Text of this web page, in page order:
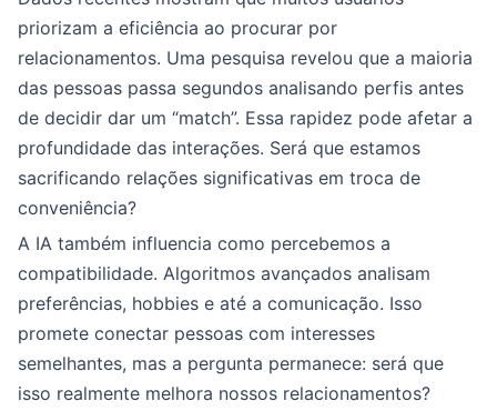
priorizam a eficiência ao procurar por
relacionamentos. Uma pesquisa revelou que a maioria
das pessoas passa segundos analisando perfis antes
de decidir dar um “match”. Essa rapidez pode afetar a
profundidade das interações. Será que estamos
sacrificando relações significativas em troca de
conveniência?
A IA também influencia como percebemos a
compatibilidade. Algoritmos avançados analisam
preferências, hobbies e até a comunicação. Isso
promete conectar pessoas com interesses
semelhantes, mas a pergunta permanece: será que
isso realmente melhora nossos relacionamentos?